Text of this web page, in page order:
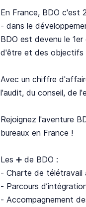
En France, BDO c'est
- dans le
BDO est devenu le
d'être et des objectifs
Avec un chiffre
l'audit, du conseil, de
Rejoignez l'aventure
bureaux en France !
Les ➕ de BDO :
- Charte de télétravail
- Parcours
- Accompagnement